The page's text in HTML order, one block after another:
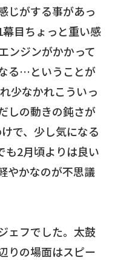
じがする事があっ
目ちょっと重い感
ンジンがかかって
る…ということが
少なかれこういっ
しの動きの鈍さが
で、少し気になる
2月頃よりは良い
やかなのが不思議
ェフでした。太鼓
りの場面はスピー